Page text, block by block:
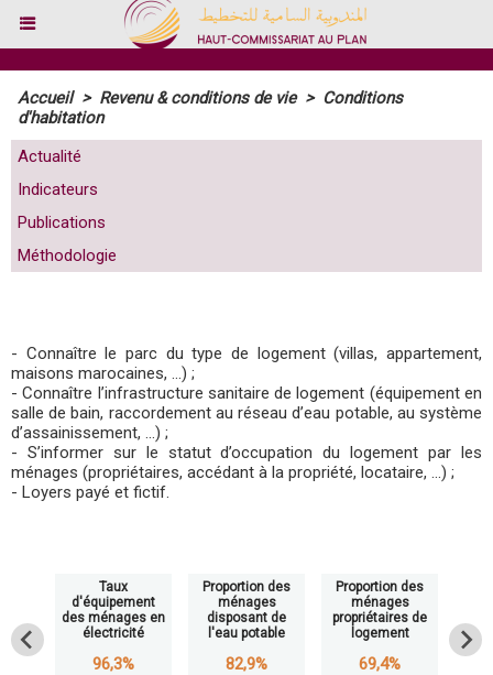
Accueil > Revenu & conditions de vie > Conditions
d'habitation
Actualité
Indicateurs
Publications
Méthodologie
- Connaître le parc du type de logement (villas, appartement,
maisons marocaines, ...) ;
- Connaître l’infrastructure sanitaire de logement (équipement en
salle de bain, raccordement au réseau d’eau potable, au système
d’assainissement, ...) ;
- S’informer sur le statut d’occupation du logement par les
ménages (propriétaires, accédant à la propriété, locataire, ...) ;
- Loyers payé et fictif.
Taux
d'équipement
des ménages en
électricité
96,3%
Proportion des
ménages
disposant de
l'eau potable
82,9%
Proportion des
ménages
propriétaires de
logement
69,4%